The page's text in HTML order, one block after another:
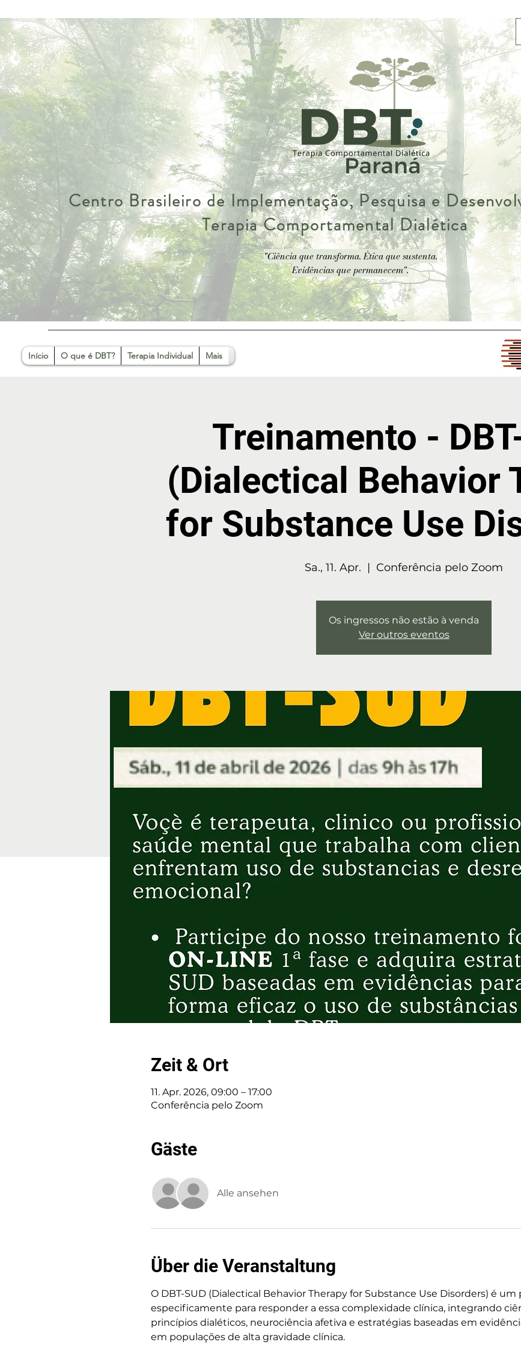
Centro Brasileiro de Implementação, Pesquisa e
Terapia Comportamental Dialética
"Ciência que transforma. Ética que sustenta.
Evidências que permanecem".
Início O que é DBT? Terapia Individual Mais
Treinamento -
(Dialectical Behavior
for Substance Use
Sa., 11. Apr.
  |
Conferência pelo Zoom
Os ingressos não estão à venda
Ver outros eventos
Zeit & Ort
11. Apr. 2026, 09:00 – 17:00
Conferência pelo Zoom
Gäste
Alle ansehen
Über die Veranstaltung
O DBT-SUD (Dialectical Behavior Therapy for Substance Use Disorders) é
especificamente para responder a essa complexidade clínica, integrando
princípios dialéticos, neurociência afetiva e estratégias baseadas em
em populações de alta gravidade clínica.